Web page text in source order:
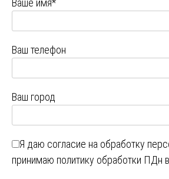
Ваше имя*
Ваш телефон
Ваш город
Я даю согласие на обработку
принимаю политику обработки ПДн